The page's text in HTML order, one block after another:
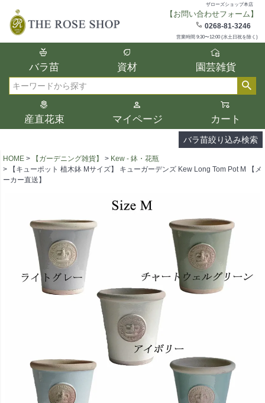
ザローズショップ本店
【お問い合わせフォーム】
0268-81-3246
営業時間 9:30〜12:00 (水土日祝を除く)
バラ苗 資材 園芸雑貨
産直花束 マイページ カート
バラ苗絞り込み検索
在庫
在庫ありのみ表示
検索
複数の条件を選択して絞り込み検索が可能
選択した項目全てに該当する品種のみ検索
結果に表示されます。
タイプ、カラー、ブランドなどは1つずつ選
択してください。
HOME 【ガーデニング雑貨】
Kew - 鉢・花瓶
【キューポット 植木鉢 Mサイズ】 キューガーデンズ Kew Long Tom Pot M 【メ
ーカー直送】